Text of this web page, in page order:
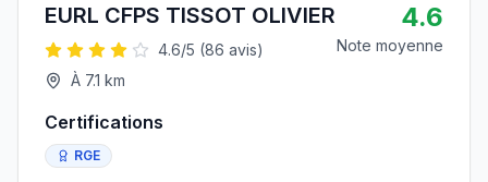
EURL CFPS TISSOT OLIVIER
4.6/5 (86 avis)
À 7.1 km
4.6
Note moyenne
Certifications
RGE